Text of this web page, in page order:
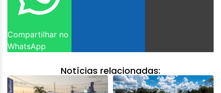
Compartilhar no
WhatsApp
Notícias relacionadas: